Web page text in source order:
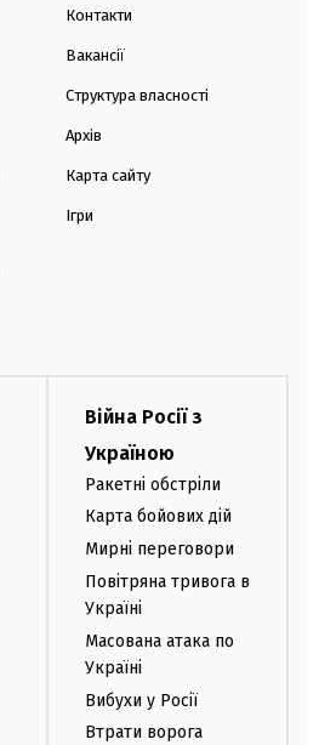
Контакти
Вакансії
Структура власності
Архів
Карта сайту
Ігри
Війна Росії з
Україною
Ракетні обстріли
Карта бойових дій
Мирні переговори
Повітряна тривога в
Україні
Масована атака по
Україні
Вибухи у Росії
Втрати ворога